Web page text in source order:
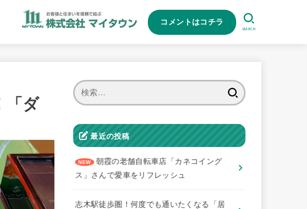
コメントはコチラ
SEARCH
「ダ
最近の投稿
朝霞の老舗自転車店「カネコイング
ス」さんで愛車をリフレッシュ
志木駅徒歩圏！何度でも通いたくなる「居